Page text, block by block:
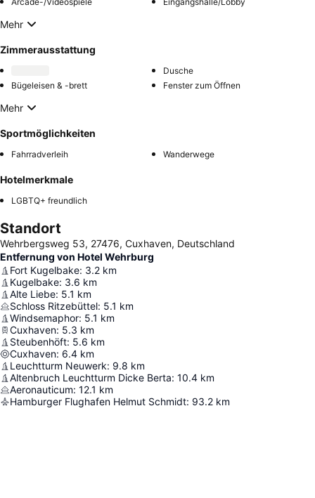
Mehr
Zimmerausstattung
Dusche
Bügeleisen & -brett
Fenster zum Öffnen
Mehr
Sportmöglichkeiten
Fahrradverleih Wanderwege
Hotelmerkmale
LGBTQ+ freundlich
Standort
Wehrbergsweg 53, 27476, Cuxhaven, Deutschland
Entfernung von Hotel Wehrburg
Fort Kugelbake: 3.2 km
Kugelbake: 3.6 km
Alte Liebe: 5.1 km
Schloss Ritzebüttel: 5.1 km
Windsemaphor: 5.1 km
Cuxhaven: 5.3 km
Steubenhöft: 5.6 km
Cuxhaven: 6.4 km
Leuchtturm Neuwerk: 9.8 km
Altenbruch Leuchtturm Dicke Berta: 10.4 km
Aeronauticum: 12.1 km
Hamburger Flughafen Helmut Schmidt: 93.2 km